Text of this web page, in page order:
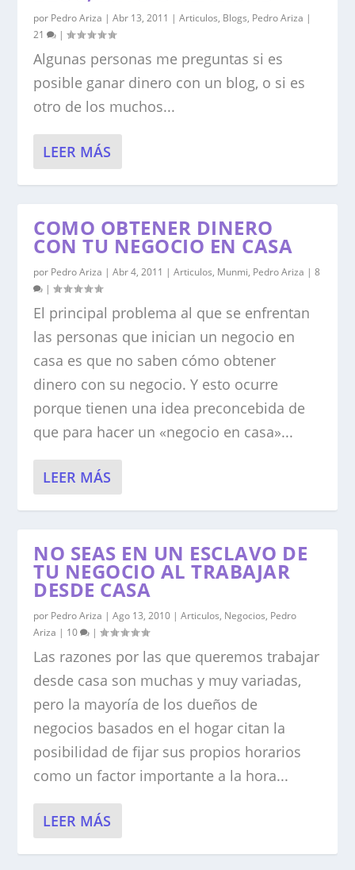
por Pedro Ariza |Abr 13, 2011 |Articulos, Blogs, Pedro Ariza |
21
|
Algunas personas me preguntas si es
posible ganar dinero con un blog, o si es
otro de los muchos...
LEER MÁS
COMO OBTENER DINERO
CON TU NEGOCIO EN CASA
por Pedro Ariza |Abr 4, 2011 |Articulos, Munmi, Pedro Ariza |8
|
El principal problema al que se enfrentan
las personas que inician un negocio en
casa es que no saben cómo obtener
dinero con su negocio. Y esto ocurre
porque tienen una idea preconcebida de
que para hacer un «negocio en casa»...
LEER MÁS
NO SEAS EN UN ESCLAVO DE
TU NEGOCIO AL TRABAJAR
DESDE CASA
por Pedro Ariza |Ago 13, 2010 |Articulos, Negocios, Pedro
Ariza | 10 |
Las razones por las que queremos trabajar
desde casa son muchas y muy variadas,
pero la mayoría de los dueños de
negocios basados en el hogar citan la
posibilidad de fijar sus propios horarios
como un factor importante a la hora...
LEER MÁS